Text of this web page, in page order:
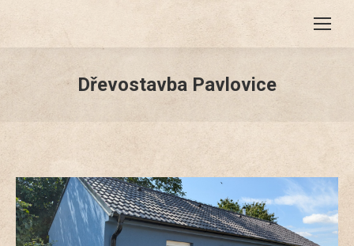
Dřevostavba Pavlovice